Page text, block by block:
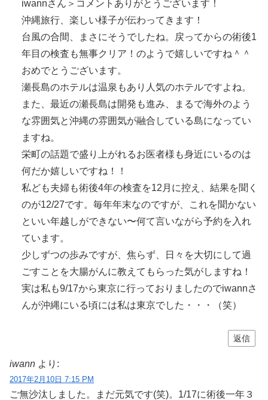
iwannさん＞コメントありがとうございます！
沖縄旅行、楽しい様子が伝わってきます！
台風の合間、まさにそうでしたね。戻ってからの術後1
年目の検査も無事クリア！のようで嬉しいですね＾＾
おめでとうございます。
瀬長島のホテルは温泉もあり人気のホテルですよね。
また、最近の瀬長島は開発も進み、まるで海外のよう
な雰囲気と沖縄の雰囲気が融合している島になってい
ますね。
栄町の話題で盛り上がれるお医者様も身近にいるのは
何だか嬉しいですね！！
私ども夫婦も術後4年の検査を12月に控え、結果を聞く
のが12/27です。毎年年末なのですが、これを聞かない
といい年越しができない〜何て言いながら予約を入れ
ています。
少しずつの歩みですが、焦らず、日々を大切にして過
ごすことを大腸がんに教えてもらった気がしますね！
実は私も9/17から東京に行っておりましたのでiwannさ
んが沖縄にいる頃には私は東京でした・・・（笑）
返信
iwann より:
2017年2月10日 7:15 PM
ご無沙汰しました。まだ元気です(笑)。1/17に術後一年３